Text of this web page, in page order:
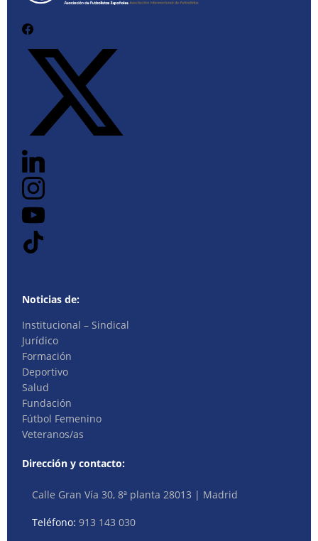
Noticias de:
Institucional – Sindical
Jurídico
Formación
Deportivo
Salud
Fundación
Fútbol Femenino
Veteranos/as
Dirección y contacto:
Calle Gran Vía 30, 8ª planta 28013 | Madrid
Teléfono:913 143 030